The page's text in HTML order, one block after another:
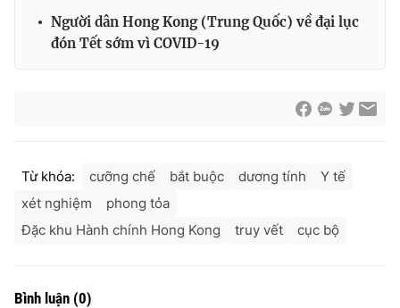
® Cấm sao chép dưới mọi hình thức nếu không có sự chấp
thuận bằng văn bản. Ghi rõ nguồn VTV.vn khi phát hành lại
Người dân Hong Kong (Trung Quốc) về đại lục
đón Tết sớm vì COVID-19
Từ khóa: cưỡng chế bắt buộc dương tính
Y tế
xét nghiệm
phong tỏa
Đặc khu Hành chính Hong Kong
truy vết cục bộ
Bình luận (0)